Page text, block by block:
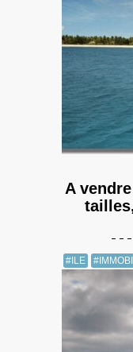
A
#ILE